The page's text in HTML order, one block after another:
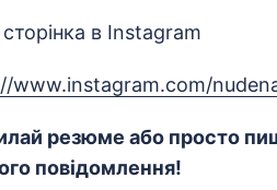
в Instagram
www.instagram.com/
резюме або просто
повідомлення!